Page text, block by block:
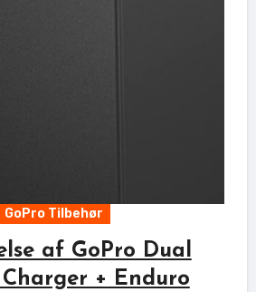
GoPro Tilbehør
af GoPro Dual
+ Enduro